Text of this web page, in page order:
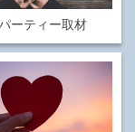
ーティー取材